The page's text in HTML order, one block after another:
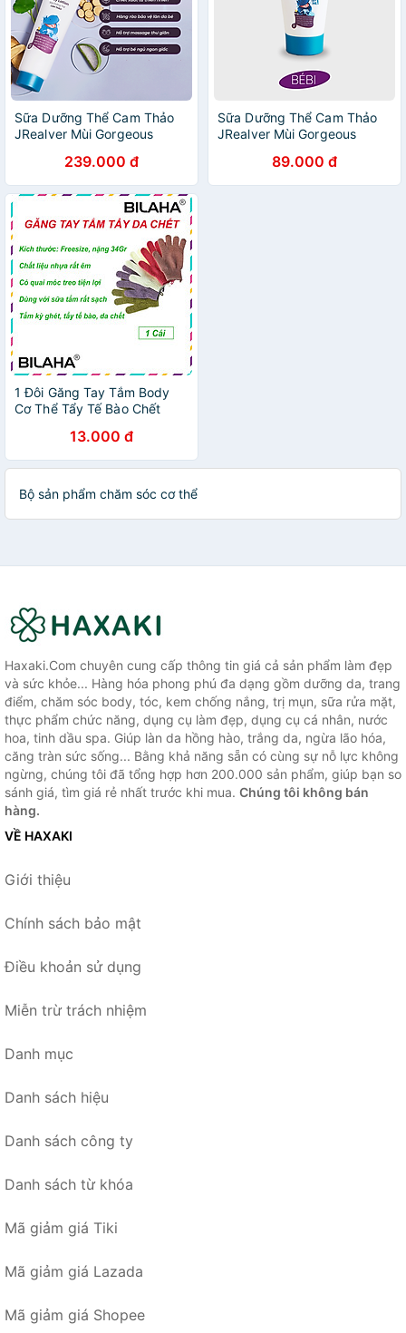
Sữa Dưỡng Thể Cam Thảo
JRealver Mùi Gorgeous
239.000 đ
Sữa Dưỡng Thể Cam Thảo
JRealver Mùi Gorgeous
89.000 đ
1 Đôi Găng Tay Tắm Body
Cơ Thể Tẩy Tế Bào Chết
- MASA102513.000 đ
Bộ sản phẩm chăm sóc cơ thể
Haxaki.Com chuyên cung cấp thông tin giá cả sản phẩm làm đẹp
và sức khỏe... Hàng hóa phong phú đa dạng gồm dưỡng da, trang
điểm, chăm sóc body, tóc, kem chống nắng, trị mụn, sữa rửa mặt,
thực phẩm chức năng, dụng cụ làm đẹp, dụng cụ cá nhân, nước
hoa, tinh dầu spa. Giúp làn da hồng hào, trắng da, ngừa lão hóa,
căng tràn sức sống... Bằng khả năng sẵn có cùng sự nỗ lực không
ngừng, chúng tôi đã tổng hợp hơn 200.000 sản phẩm, giúp bạn so
sánh giá, tìm giá rẻ nhất trước khi mua. Chúng tôi không bán
hàng.
VỀ HAXAKI
Giới thiệu
Chính sách bảo mật
Điều khoản sử dụng
Miễn trừ trách nhiệm
Danh mục
Danh sách hiệu
Danh sách công ty
Danh sách từ khóa
Mã giảm giá Tiki
Mã giảm giá Lazada
Mã giảm giá Shopee